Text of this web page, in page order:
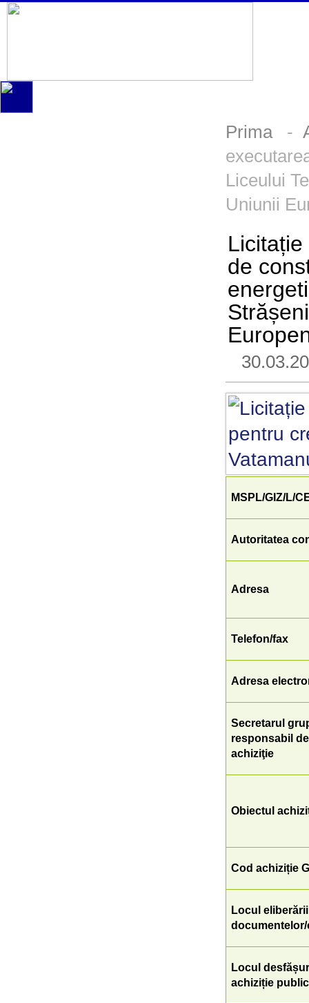
Prima-
Liceului
Uniunii
de
MSPL/GIZ/L/
Autoritatea
Adresa
Telefon/fax
Adresa
Secretarul
responsabil
achiziţie
Obiectul
Cod achiziție
Locul eliberării
Locul
achiziție